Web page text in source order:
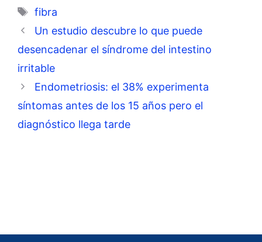
Etiquetas
fibra
Un estudio descubre lo que puede
desencadenar el síndrome del intestino
irritable
Endometriosis: el 38% experimenta
síntomas antes de los 15 años pero el
diagnóstico llega tarde